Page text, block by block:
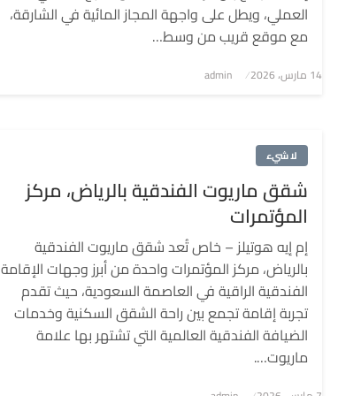
العملي، ويطل على واجهة المجاز المائية في الشارقة،
مع موقع قريب من وسط…
نُشر
14 مارس، 2026 admin
لا شيء
شقق ماريوت الفندقية بالرياض، مركز
المؤتمرات
إم إيه هوتيلز – خاص تُعد شقق ماريوت الفندقية
بالرياض، مركز المؤتمرات واحدة من أبرز وجهات الإقامة
الفندقية الراقية في العاصمة السعودية، حيث تقدم
تجربة إقامة تجمع بين راحة الشقق السكنية وخدمات
الضيافة الفندقية العالمية التي تشتهر بها علامة
ماريوت….
نُشر